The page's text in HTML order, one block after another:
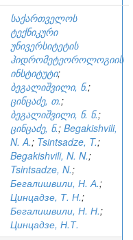
საქართველოს
ტექნიკური
უნივერსიტეტის
ჰიდრომეტეოროლოგიის
ინსტიტუტი;
ბეგალიშვილი, ნ.;
ცინცაძე, თ.;
ბეგალიშვილი, ნ. ნ.;
ცინცაძე, ნ.; Begakishvili,
N. A.; Tsintsadze, T.;
Begakishvili, N. N.;
Tsintsadze, N.;
Бегалишвили, Н. А.;
Цинцадзе, Т. Н.;
Бегалишвили, Н. Н.;
Цинцадзе, Н.Т.